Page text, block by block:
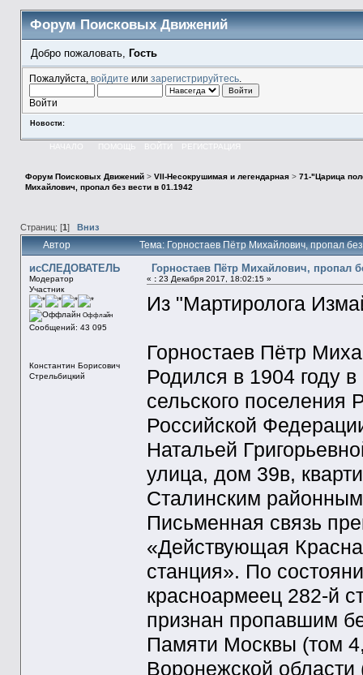
Форум Поисковых Движений
Добро пожаловать, Гость
Пожалуйста, войдите или зарегистрируйтесь.
Войти
Новости:
НАЧАЛО ПОМОЩЬ ВОЙТИ РЕГИСТРАЦИЯ
Форум Поисковых Движений> VII-Несокрушимая и легендарная> 71-"Царица
Михайлович, пропал без вести в 01.1942
Страниц: [1 ] Вниз
Автор Тема: Горностаев Пётр Михайлович, пропал
исСЛЕДОВАТЕЛЬ
Модератор
Участник
Оффлайн
Сообщений: 43 095
Константин Борисович
Стрельбицкий
Горностаев Пётр Михайлович, пропал
« :23 Декабря 2017, 18:02:15 »
Из "Мартиролога
Горностаев Пётр
Родился в 1904 году
сельского поселения
Российской
Натальей
улица, дом 39в,
Сталинским
Письменная связь
«Действующая
станция». По
красноармеец 282-й
признан пропавшим
Памяти Москвы (том
Воронежской